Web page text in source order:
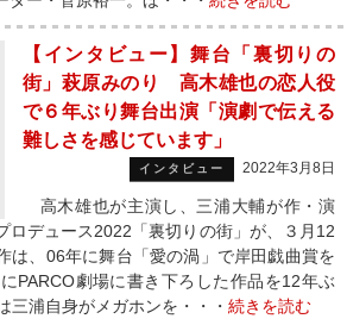
【インタビュー】舞台「裏切りの
街」萩原みのり 高木雄也の恋人役
で６年ぶり舞台出演「演劇で伝える
難しさを感じています」
インタビュー 2022年3月8日
高木雄也が主演し、三浦大輔が作・演
ロデュース2022「裏切りの街」が、３月12
は、06年に舞台「愛の渦」で岸田戯曲賞を
PARCO劇場に書き下ろした作品を12年ぶ
三浦自身がメガホンを・・・ 続きを読む